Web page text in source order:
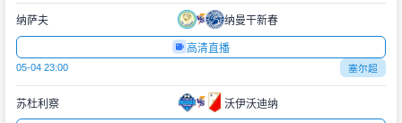
纳萨夫 纳曼干新春
高清直播
05-04 23:00 塞尔超
苏杜利察 沃伊沃迪纳